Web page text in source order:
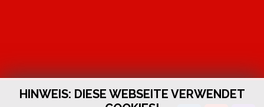
HINWEIS: DIESE WEBSEITE VERWENDET